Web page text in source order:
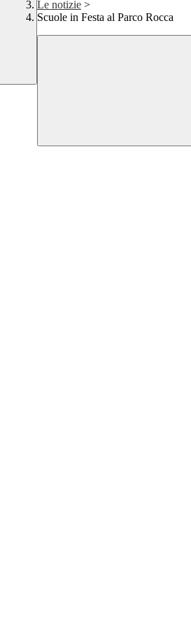
Le notizie >
Scuole in Festa al Parco Rocca